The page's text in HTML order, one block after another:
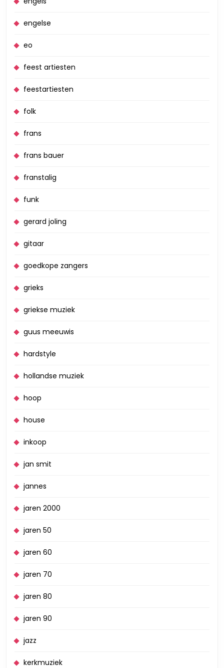
engelse
eo
feest artiesten
feestartiesten
folk
frans
frans bauer
franstalig
funk
gerard joling
gitaar
goedkope zangers
grieks
griekse muziek
guus meeuwis
hardstyle
hollandse muziek
hoop
house
inkoop
jan smit
jannes
jaren 2000
jaren 50
jaren 60
jaren 70
jaren 80
jaren 90
jazz
kerkmuziek